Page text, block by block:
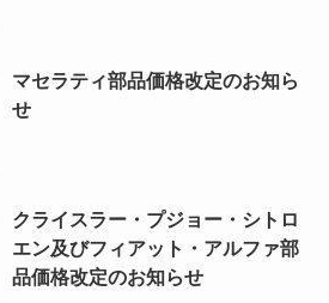
マセラティ部品価格改定のお知ら
せ
クライスラー・プジョー・シトロ
エン及びフィアット・アルファ部
品価格改定のお知らせ